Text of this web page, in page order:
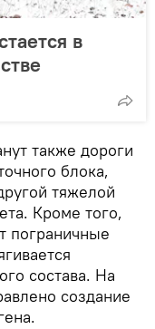
в
также дороги
блока,
тяжелой
Кроме того,
пограничные
состава. На
создание